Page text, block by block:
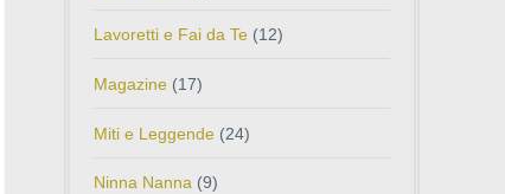
Lavoretti e Fai da Te (12)
Magazine (17)
Miti e Leggende (24)
Ninna Nanna (9)